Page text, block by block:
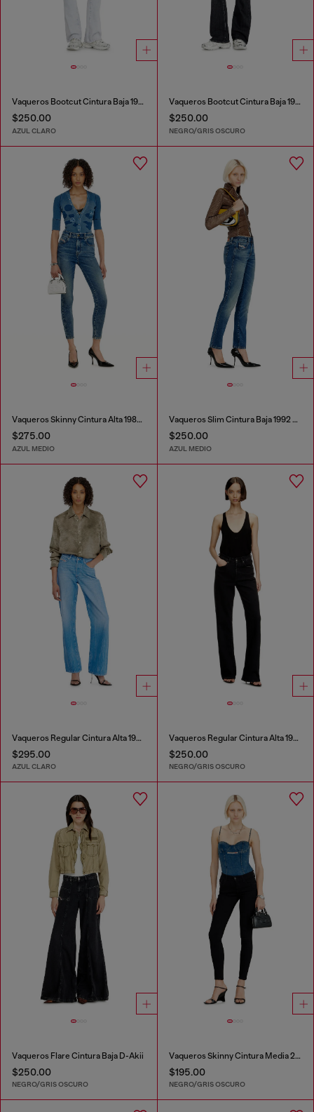
Vaqueros Bootcut Cintura Baja 1969 D-Ebbey
$250.00
AZUL CLARO
Vaqueros Bootcut Cintura Baja 1969 D-Ebbey
$250.00
NEGRO/GRIS OSCURO
Vaqueros Skinny Cintura Alta 1984 Slandy-High
$275.00
AZUL MEDIO
Vaqueros Slim Cintura Baja 1992 D-Jiann
$250.00
AZUL MEDIO
Vaqueros Regular Cintura Alta 1971 D-Sent
$295.00
AZUL CLARO
Vaqueros Regular Cintura Alta 1971 D-Sent
$250.00
NEGRO/GRIS OSCURO
Vaqueros Flare Cintura Baja D-Akii
$250.00
NEGRO/GRIS OSCURO
Vaqueros Skinny Cintura Media 2017 Slandy
$195.00
NEGRO/GRIS OSCURO